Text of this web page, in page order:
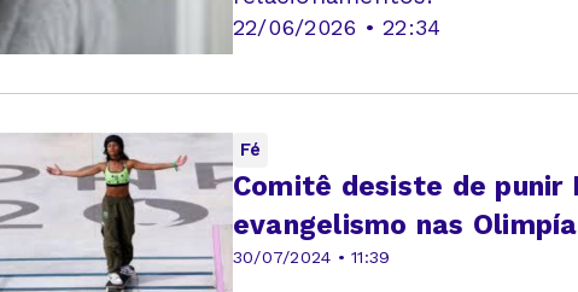
22/06/2026 • 22:34
Fé
30/07/2024 • 11:39
Comitê desiste de punir
evangelismo nas